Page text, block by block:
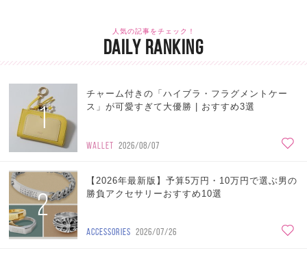
人気の記事をチェック！
DAILY RANKING
1
チャーム付きの「ハイブラ・フラグメントケー
ス」が可愛すぎて大優勝 | おすすめ3選
WALLET 2026/08/07
2
【2026年最新版】予算5万円・10万円で選ぶ男の
勝負アクセサリーおすすめ10選
ACCESSORIES 2026/07/26